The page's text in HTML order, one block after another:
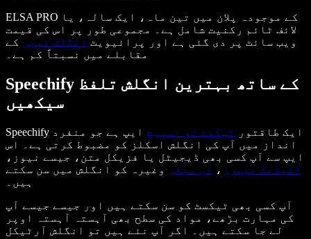
ELSA PRO کے موجودہ پلان میں تین ماہ، ایک سالہ، یا
لائف ٹائم رکنیت شامل ہے۔ مجموعی طور پر اس کی قیمت
ویب سائٹ پر دی گئی ہے اور پرائیویٹ انگلش ٹیچر
کے
مقابلے میں نسبتاً کم ہے۔
Speechify کے ساتھ بہترین انگلش تلفظ
سیکھیں
Speechify ایک طاقتور ٹیکسٹ ٹو اسپیچ ایپ ہے جو منفرد
انداز میں آپ کی انگلش اسکلز کو مضبوط کرتی ہے۔ اس
ایپ سے آپ کسی بھی ڈیجیٹل یا فزیکل متن، جیسے نیوز،
اکیڈمک پیپرز ، ای میلز
وغیرہ کو انگلش میں سن سکتے
ہیں۔
آپ کسی بھی ٹیکسٹ کو سن سکتے ہیں اور جیسے جیسے آپ
کی مہارت بڑھے، مواد کی سطح بھی آہستہ آہستہ اوپر
لے جا سکتے ہیں۔ اگر آپ نئے ہیں تو انگلش آرٹیکل